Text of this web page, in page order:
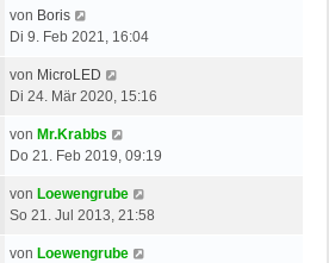
von Boris
Di 9. Feb 2021, 16:04
von MicroLED
Di 24. Mär 2020, 15:16
von Mr.Krabbs
Do 21. Feb 2019, 09:19
von Loewengrube
So 21. Jul 2013, 21:58
von Loewengrube